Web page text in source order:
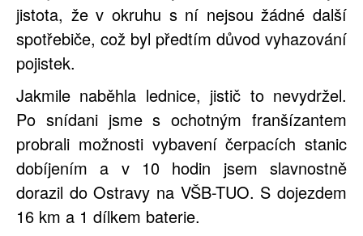
jistota, že v okruhu s ní nejsou žádné další
spotřebiče, což byl předtím důvod vyhazování
pojistek.
Jakmile naběhla lednice, jistič to nevydržel.
Po snídani jsme s ochotným franšízantem
probrali možnosti vybavení čerpacích stanic
dobíjením a v 10 hodin jsem slavnostně
dorazil do Ostravy na VŠB-TUO. S dojezdem
16 km a 1 dílkem baterie.